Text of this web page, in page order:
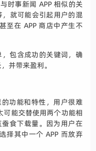
时事新闻 APP 相似的关
就可能会引起用户的混
至在 APP 商店中产生不
包含成功的关键词，确
并带来盈利。
功能和特性，用户很难
可能交替使用两个功能相
食下载量。因为用户在
择其中一个 APP 而放弃